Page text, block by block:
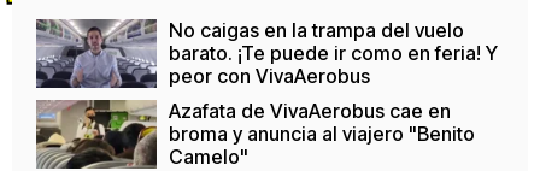
No caigas en la trampa del vuelo
barato. ¡Te puede ir como en feria! Y
peor con VivaAerobus
Azafata de VivaAerobus cae en
broma y anuncia al viajero "Benito
Camelo"